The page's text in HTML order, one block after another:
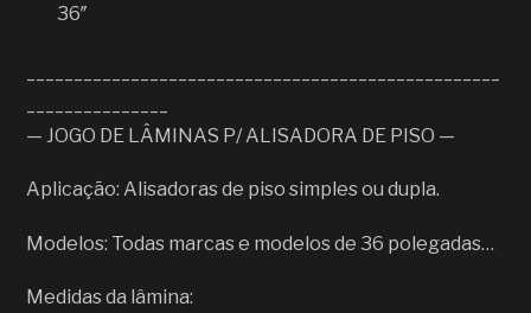
36″
— JOGO DE LÂMINAS P/ ALISADORA DE PISO —
Aplicação: Alisadoras de piso simples ou dupla.
Modelos: Todas marcas e modelos de 36 polegadas…
Medidas da lâmina: